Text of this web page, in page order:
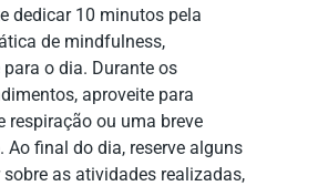
dedicar 10 minutos pela
de mindfulness,
o dia. Durante os
aproveite para
respiração ou uma breve
Ao final do dia, reserve alguns
as atividades realizadas,